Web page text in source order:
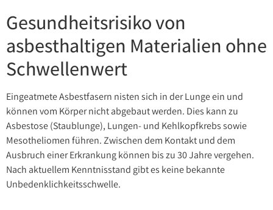
Gesundheitsrisiko von
asbesthaltigen Materialien ohne
Schwellenwert
Eingeatmete Asbestfasern nisten sich in der Lunge ein und
können vom Körper nicht abgebaut werden. Dies kann zu
Asbestose (Staublunge), Lungen- und Kehlkopfkrebs sowie
Mesotheliomen führen. Zwischen dem Kontakt und dem
Ausbruch einer Erkrankung können bis zu 30 Jahre vergehen.
Nach aktuellem Kenntnisstand gibt es keine bekannte
Unbedenklichkeitsschwelle.